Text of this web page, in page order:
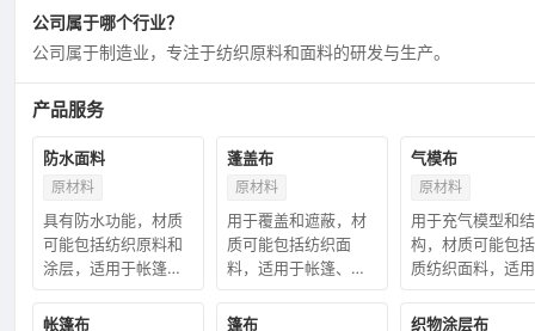
公司属于哪个行业？
公司属于制造业，专注于纺织原料和面料的研发与生产。
产品服务
防水面料
原材料
具有防水功能，材质
可能包括纺织原料和
涂层，适用于帐篷、
蓬盖布
原材料
用于覆盖和遮蔽，材
质可能包括纺织面
料，适用于帐篷、篷
气模布
原材料
用于充气模型和结
构，材质可能包
质纺织面料，适
帐篷布
篷布 织物涂层布